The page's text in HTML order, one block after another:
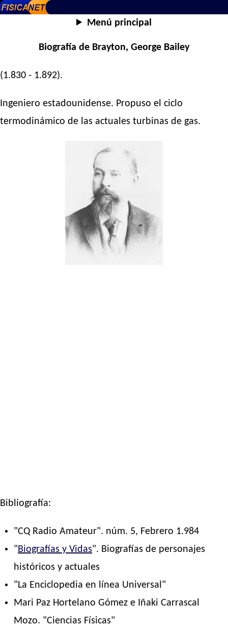
Menú principal
Biografía de Brayton, George Bailey
(1.830 - 1.892).
Ingeniero estadounidense. Propuso el ciclo
termodinámico de las actuales turbinas de gas.
Bibliografía:
"CQ Radio Amateur". núm. 5, Febrero 1.984
"Biografías y Vidas". Biografías de personajes
históricos y actuales
"La Enciclopedia en línea Universal"
Mari Paz Hortelano Gómez e Iñaki Carrascal
Mozo. "Ciencias Físicas"